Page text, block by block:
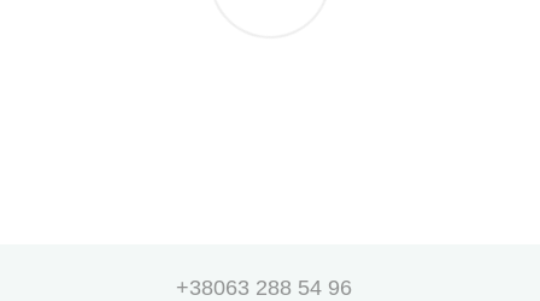
+38063 288 54 96